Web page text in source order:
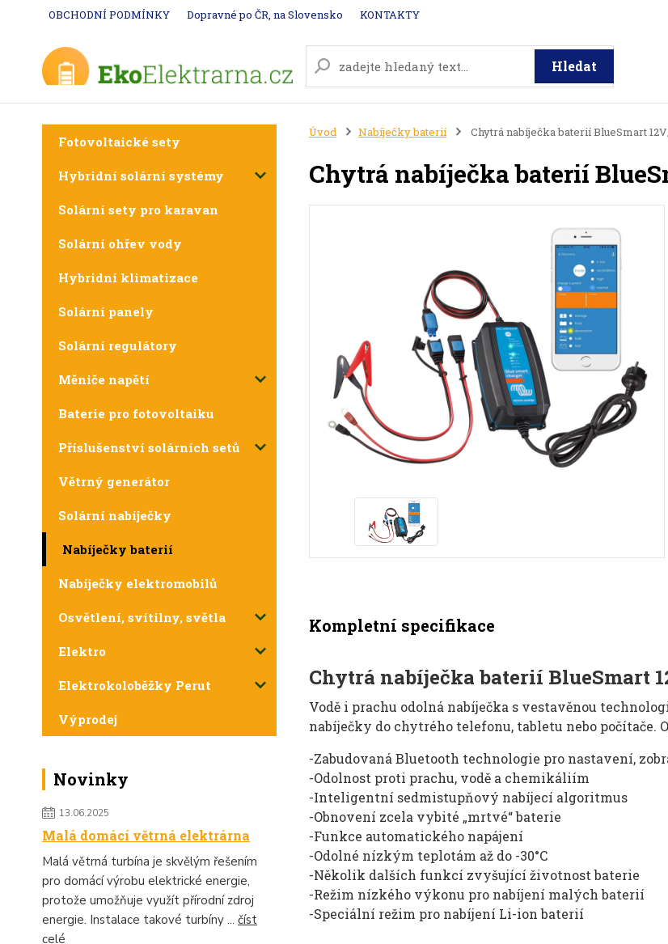
OBCHODNÍ PODMÍNKY Dopravné po ČR, na Slovensko KONTAKTY
Hledat
Fotovoltaické sety
Hybridní solární systémy
Solární sety pro karavan
Solární ohřev vody
Hybridní klimatizace
Solární panely
Solární regulátory
Měniče napětí
Baterie pro fotovoltaiku
Příslušenství solárních setů
Větrný generátor
Solární nabíječky
Nabíječky baterií
Nabíječky elektromobilů
Osvětlení, svítilny, světla
Elektro
Elektrokoloběžky Perut
Výprodej
Novinky
13.06.2025
Malá domácí větrná elektrárna
Malá větrná turbína je skvělým řešením
pro domácí výrobu elektrické energie,
protože umožňuje využít přírodní zdroj
energie. Instalace takové turbíny ... číst
celé
Úvod Nabíječky baterií Chytrá nabíječka baterií BlueSmart
Chytrá nabíječka baterií
Kompletní specifikace
Chytrá nabíječka baterií BlueSmart
Vodě i prachu odolná nabíječka s vestavěnou
nabíječky do chytrého telefonu, tabletu nebo počítače.
-Zabudovaná Bluetooth technologie pro nastavení,
-Odolnost proti prachu, vodě a chemikáliím
-Inteligentní sedmistupňový nabíjecí algoritmus
-Obnovení zcela vybité „mrtvé“ baterie
-Funkce automatického napájení
-Odolné nízkým teplotám až do -30°C
-Několik dalších funkcí zvyšující životnost baterie
-Režim nízkého výkonu pro nabíjení malých baterií
-Speciální režim pro nabíjení Li-ionbaterií